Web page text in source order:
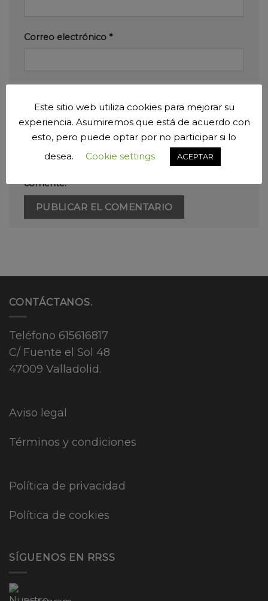
Correo electrónico *
Guarda mi nombre, correo electrónico y web
en este navegador para la próxima vez que
comente.
CONTÁCTANOS.
Teléfono 615616817
C/ Fuente el Sol 48
47009 Valladolid.
Aviso legal
Términos y condiciones
Política de privacidad
Política de cookies
SÍGUENOS EN RRSS
Este sitio web utiliza cookies para mejorar su
experiencia. Asumiremos que está de acuerdo con
esto, pero puede optar por no participar si lo
desea.
Cookie settings ACEPTAR